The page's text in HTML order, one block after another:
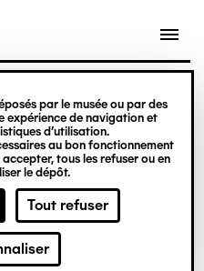
par le musée ou par des
expérience de navigation et
d’utilisation.
au bon fonctionnement
tous les refuser ou en
le dépôt.
Tout refuser